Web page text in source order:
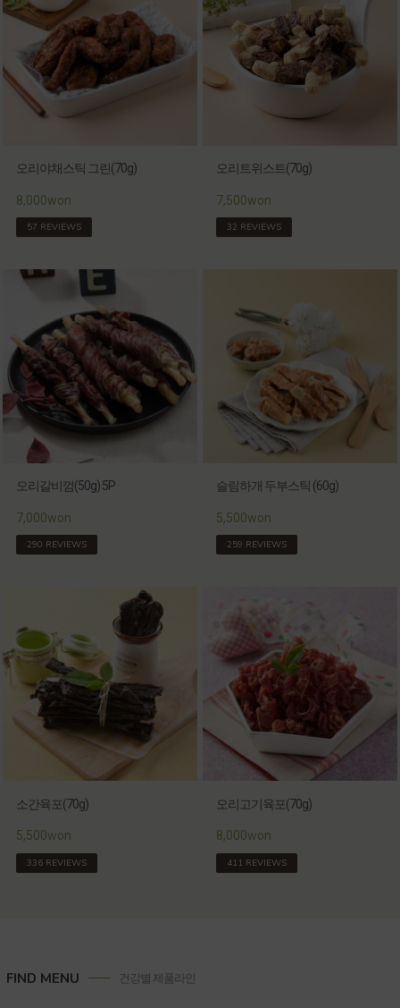
오리야채스틱 그린(70g)
8,000won
57 REVIEWS
오리트위스트(70g)
7,500won
32 REVIEWS
오리갈비껌(50g) 5P
7,000won
290 REVIEWS
슬림하개 두부스틱 (60g)
5,500won
259 REVIEWS
소간육포(70g)
5,500won
336 REVIEWS
오리고기육포(70g)
8,000won
411 REVIEWS
FIND MENU 건강별 제품라인